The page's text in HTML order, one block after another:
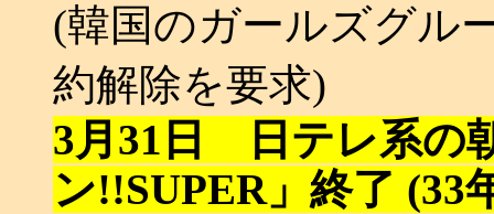
(韓国のガールズグル
約解除を要求)
3月31日 日テレ系の
ン!!SUPER」終了 (33